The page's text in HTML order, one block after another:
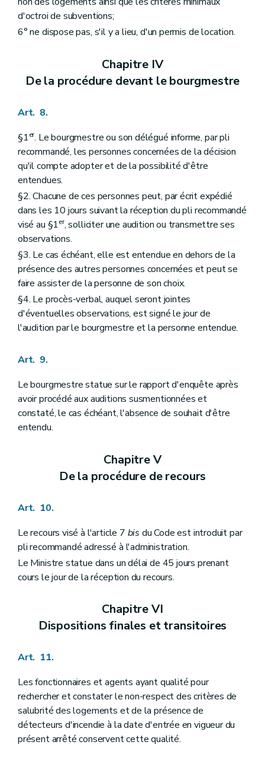
d'octroi de subventions;
6° ne dispose pas, s'il y a lieu, d'un permis de location.
Chapitre IV
De la procédure devant le bourgmestre
Art. 8.
§1er. Le bourgmestre ou son délégué informe, par pli
recommandé, les personnes concernées de la décision
qu'il compte adopter et de la possibilité d'être
entendues.
§2. Chacune de ces personnes peut, par écrit expédié
dans les 10 jours suivant la réception du pli recommandé
visé au §1er, solliciter une audition ou transmettre ses
observations.
§3. Le cas échéant, elle est entendue en dehors de la
présence des autres personnes concernées et peut se
faire assister de la personne de son choix.
§4. Le procès-verbal, auquel seront jointes
d'éventuelles observations, est signé le jour de
l'audition par le bourgmestre et la personne entendue.
Art. 9.
Le bourgmestre statue sur le rapport d'enquête après
avoir procédé aux auditions susmentionnées et
constaté, le cas échéant, l'absence de souhait d'être
entendu.
Chapitre V
De la procédure de recours
Art. 10.
Le recours visé à l'article 7 bis du Code est introduit par
pli recommandé adressé à l'administration.
Le Ministre statue dans un délai de 45 jours prenant
cours le jour de la réception du recours.
Chapitre VI
Dispositions finales et transitoires
Art. 11.
Les fonctionnaires et agents ayant qualité pour
rechercher et constater le non-respect des critères de
salubrité des logements et de la présence de
détecteurs d'incendie à la date d'entrée en vigueur du
présent arrêté conservent cette qualité.